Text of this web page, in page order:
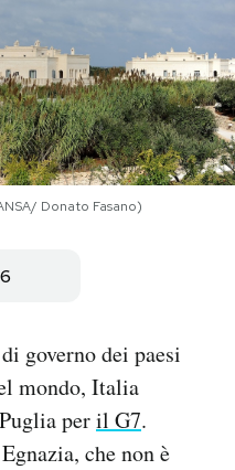
Donato Fasano)
governo dei paesi
mondo, Italia
peril G7.
che non è